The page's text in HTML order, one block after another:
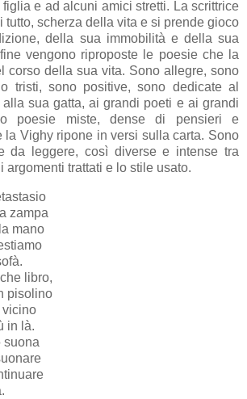
e ad alcuni amici stretti. La scrittrice
tutto, scherza della vita e si prende gioco
della sua immobilità e della sua
vengono riproposte le poesie che la
corso della sua vita. Sono allegre, sono
tristi, sono positive, sono dedicate al
sua gatta, ai grandi poeti e ai grandi
poesie miste, dense di pensieri e
la Vighy ripone in versi sulla carta. Sono
da leggere, così diverse e intense tra
argomenti trattati e lo stile usato.
zampa
mano
libro,
pisolino
vicino
in là.
suona